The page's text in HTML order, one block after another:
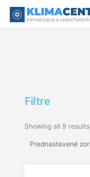
Filtre
Showing all 9 results